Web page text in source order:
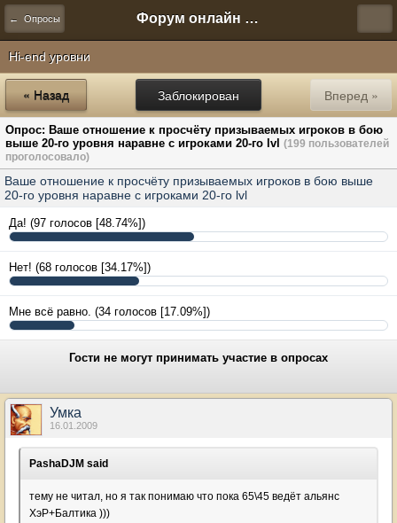
← Опросы Форум онлайн игры "Новая Эра" (Нюра Биз)
Hi-end уровни
Заблокирован
« Назад Вперед »
Опрос: Ваше отношение к просчёту призываемых игроков в бою
выше 20-го уровня наравне с игроками 20-го lvl (199 пользователей
проголосовало)
Ваше отношение к просчёту призываемых игроков в бою выше
20-го уровня наравне с игроками 20-го lvl
Да! (97 голосов [48.74%])
Нет! (68 голосов [34.17%])
Мне всё равно. (34 голосов [17.09%])
Гости не могут принимать участие в опросах
Умка
16.01.2009
PashaDJM said
тему не читал, но я так понимаю что пока 65\45 ведёт альянс
ХэР+Балтика )))